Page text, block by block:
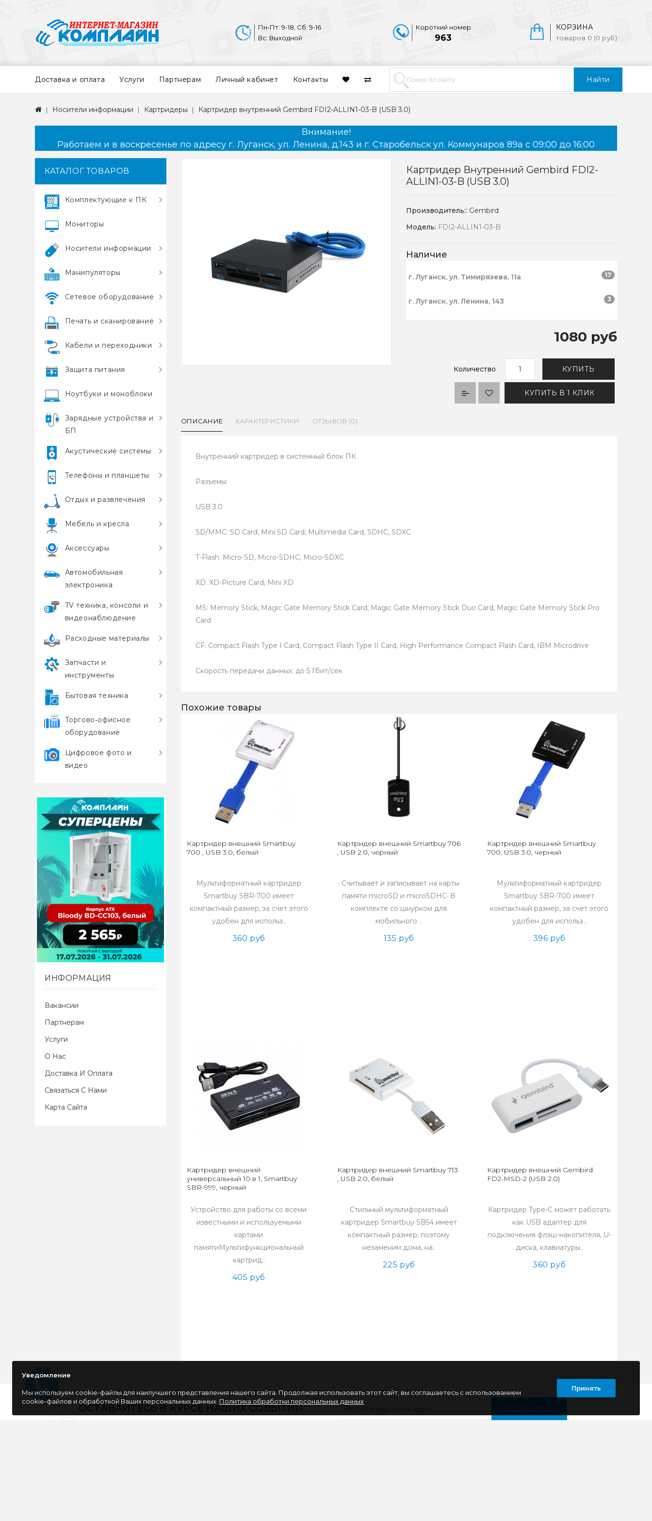
Найти
КОРЗИНА
товаров 0 (0 руб)
Короткий номер
963
Пн-Пт: 9-18, Сб: 9-16
Вс: Выходной
Доставка и оплата Услуги Партнерам Личный кабинет Контакты
Носители информации Картридеры Картридер внутренний Gembird FDI2-ALLIN1-03-B (USB 3.0)
Внимание!
Работаем и в воскресенье по адресу г. Луганск, ул. Ленина, д.143 и г. Старобельск ул. Коммунаров 89а с 09:00 до 16:00
КАТАЛОГ ТОВАРОВ
Комплектующие к ПК
Мониторы
Носители информации
Манипуляторы
Сетевое оборудование
Печать и сканирование
Кабели и переходники
Защита питания
Ноутбуки и моноблоки
Зарядные устройства и
БП
Акустические системы
Телефоны и планшеты
Отдых и развлечения
Мебель и кресла
Аксессуары
Автомобильная
электроника
TV техника, консоли и
видеонаблюдение
Расходные материалы
Запчасти и
инструменты
Бытовая техника
Торгово‑офисное
оборудование
Цифровое фото и
видео
ИНФОРМАЦИЯ
Вакансии
Партнерам
Услуги
О Нас
Доставка И Оплата
Связаться С Нами
Карта Сайта
Картридер Внутренний Gembird FDI2-
ALLIN1-03-B (USB 3.0)
Производитель:: Gembird
Модель: FDI2-ALLIN1-03-B
Наличие
г. Луганск, ул. Тимирязева, 11а 17
г. Луганск, ул. Ленина, 143 3
1080 руб
Количество КУПИТЬ
КУПИТЬ В 1 КЛИК
ОПИСАНИЕ ХАРАКТЕРИСТИКИ ОТЗЫВОВ (0)
Внутренний картридер в системный блок ПК
Разъемы:
USB 3.0
SD/ММС: SD Card, Mini SD Card, Multimedia Card, SDHC, SDXC
T-Flash: Micro-SD, Micro-SDHC, Micro-SDXC
ХD: XD-Picture Card, Mini XD
MS: Memory Stick, Magic Gate Memory Stick Card, Magic Gate Memory Stick Duo Card, Magic Gate Memory Stick Pro
Card
CF: Compact Flash Type I Card, Compact Flash Type II Card, High Performance Compact Flash Card, IBM Microdrive
Скорость передачи данных: до 5 Гбит/сек
Похожие товары
Картридер внешний Smartbuy
700 , USB 3.0, белый
Мультиформатный картридер
Smartbuy SBR-700 имеет
компактный размер, за счет этого
удобен для использ..
360 руб
Картридер внешний Smartbuy 706
, USB 2.0, черный
· Считывает и записывает на карты
памяти microSD и microSDHC· В
комплекте со шнурком для
мобильного ..
135 руб
Картридер внешний Smartbuy
700, USB 3.0, черный
Мультиформатный картридер
Smartbuy SBR-700 имеет
компактный размер, за счет этого
удобен для использ..
396 руб
Картридер внешний
универсальный 10 в 1, Smartbuy
SBR-999, черный
Устройство для работы со всеми
известными и используемыми
картами
памятиМультифункциональный
картрид..
405 руб
Картридер внешний Smartbuy 713
, USB 2.0, белый
Стильный мультиформатный
картридер Smartbuy SB54 имеет
компактный размер, поэтому
незаменим дома, на..
225 руб
Картридер внешний Gembird
FD2-MSD-2 (USB 2.0)
Картридер Type-C может работать
как USB адаптер для
подключения флэш-накопителя, U-
диска, клавиатуры..
360 руб
ОСТАВАЙТЕСЬ В КУРСЕ НАШИХ СОБЫТИЙ ПОДПИСАТЬСЯ
Уведомление
Мы используем cookie-файлы для наилучшего представления нашего сайта. Продолжая использовать этот сайт, вы соглашаетесь с использованием
cookie-файлов и обработкой Ваших персональных данных. Политика обработки персональных данных
Принять